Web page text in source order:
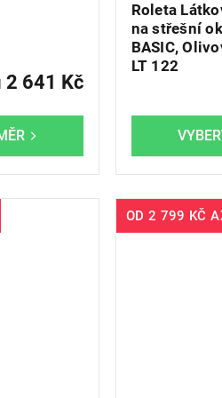
2 641 Kč
Roleta
na střešní
BASIC,
LT 122
OD 2 799 KČ